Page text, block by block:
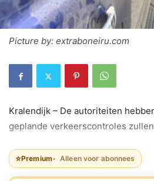
Picture by: extraboneiru.com
Kralendijk – De autoriteiten
geplande verkeerscontroles
⭐Premium Alleen voor abonnees